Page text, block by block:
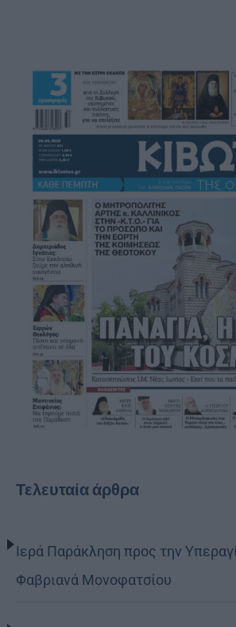
Τελευταία άρθρα
Ιερά Παράκληση προς την
Φαβριανά Μονοφατσίου